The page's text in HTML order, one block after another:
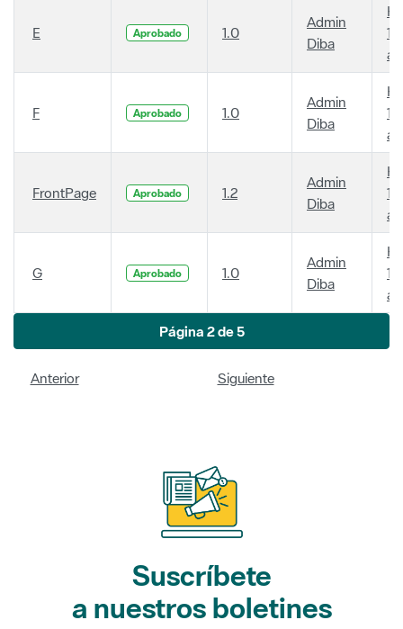
E Aprobado 1.0
Admin
Diba
14
F Aprobado 1.0
Admin
Diba
14
FrontPage Aprobado 1.2
Admin
Diba
14
G Aprobado 1.0
Admin
Diba
14
Página 2 de 5
Anterior Siguiente
Suscríbete
a nuestros boletines